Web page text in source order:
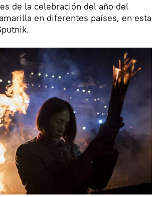
de la celebración del año del
en diferentes países, en esta